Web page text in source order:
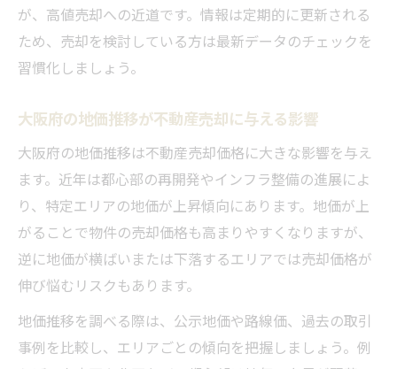
選び方
大阪マンション売却のタイミングを左右す
る要因
方法
が、高値売却への近道です。情報は定期的に更新される
ため、売却を検討している方は最新データのチェックを
習慣化しましょう。
大阪府の地価推移が不動産売却に与える影響
大阪府の地価推移は不動産売却価格に大きな影響を与え
ます。近年は都心部の再開発やインフラ整備の進展によ
り、特定エリアの地価が上昇傾向にあります。地価が上
がることで物件の売却価格も高まりやすくなりますが、
逆に地価が横ばいまたは下落するエリアでは売却価格が
伸び悩むリスクもあります。
地価推移を調べる際は、公示地価や路線価、過去の取引
事例を比較し、エリアごとの傾向を把握しましょう。例